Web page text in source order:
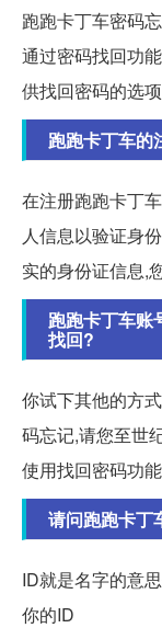
跑跑卡丁车密码
通过密码找回功
供找回密码的选
跑跑卡丁车的
在注册跑跑卡丁
人信息以验证身
实的身份证信息,
跑跑卡丁车账
找回?
你试下其他的方
码忘记,请您至世
使用找回密码功
请问跑跑卡丁
ID就是名字的意
你的ID